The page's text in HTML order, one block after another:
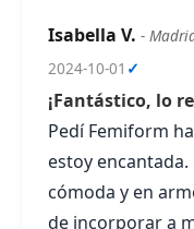
Isabella V. -
2024-10-01 ✓
¡Fantástico, lo
Pedí Femiform
estoy
cómoda y en
de incorporar a